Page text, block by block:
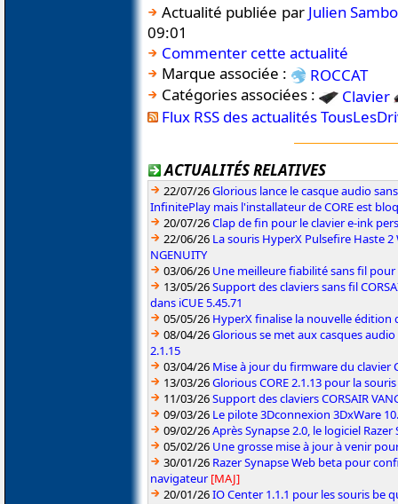
Actualité publiée par Julien
09:01
Commenter cette actualité
Marque associée :
ROCCAT
Catégories associées :
Clavier
Flux RSS des actualités
ACTUALITÉS RELATIVES
22/07/26Glorious lance le casque audio
InfinitePlay mais l'installateur de CORE est
20/07/26Clap de fin pour le clavier e-ink
22/06/26 La souris HyperX Pulsefire Haste
NGENUITY
03/06/26 Une meilleure fiabilité sans fil pour
13/05/26Support des claviers sans fil
dans iCUE 5.45.71
05/05/26 HyperX finalise la nouvelle édition
08/04/26Glorious se met aux casques audio
2.1.15
03/04/26 Mise à jour du firmware du clavier
13/03/26Glorious CORE 2.1.13 pour la
11/03/26Support des claviers CORSAIR
09/03/26 Le pilote 3Dconnexion 3DxWare
09/02/26Après Synapse 2.0, le logiciel
05/02/26 Une grosse mise à jour à venir
30/01/26 Razer Synapse Web beta pour
navigateur [MAJ]
20/01/26IO Center 1.1.1 pour les souris be